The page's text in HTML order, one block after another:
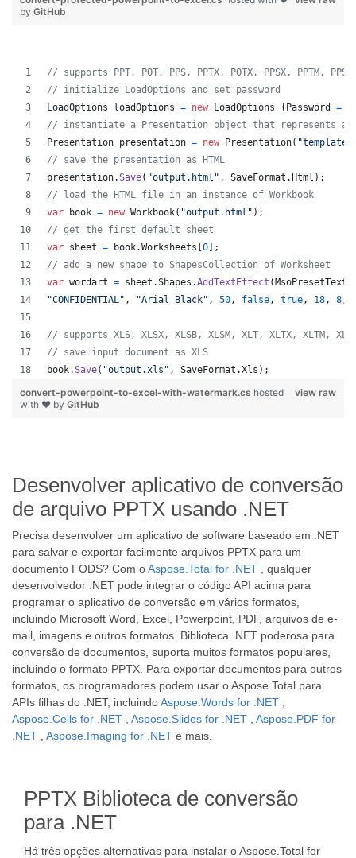
by GitHub
// supports PPT, POT, PPS, PPTX, POTX, PPSX, PPTM,
// initialize LoadOptions and set password
LoadOptions
loadOptions = new LoadOptions { Password =
// instantiate a Presentation object that represents a
Presentation presentation = new Presentation(
// save the presentation as HTML
presentation.Save( "output.html" , SaveFormat . Html ) ;
// load the HTML file in an instance of Workbook
var
book = new Workbook( "output.html" ) ;
// get the first default sheet
var sheet = book.Worksheets 0
;
// add a new shape to ShapesCollection of Worksheet
var wordart = sheet .Shapes .AddTextEffect (
"CONFIDENTIAL" , "Arial Black" , 50, false, true, 18, 8,
// supports XLS, XLSX, XLSB, XLSM, XLT, XLTX, XLTM,
// save input document as XLS
book.Save( "output.xls" , SaveFormat .Xls ) ;
view raw
convert-powerpoint-to-excel-with-watermark.cs hosted
with ❤ by GitHub
Desenvolver aplicativo de conversão
de arquivo PPTX usando .NET
Precisa desenvolver um aplicativo de software baseado em .NET
para salvar e exportar facilmente arquivos PPTX para um
documento FODS? Com oAspose.Total for .NET , qualquer
desenvolvedor .NET pode integrar o código API acima para
programar o aplicativo de conversão em vários formatos,
incluindo Microsoft Word, Excel, Powerpoint, PDF, arquivos de e-
mail, imagens e outros formatos. Biblioteca .NET poderosa para
conversão de documentos, suporta muitos formatos populares,
incluindo o formato PPTX. Para exportar documentos para outros
formatos, os programadores podem usar o Aspose.Total para
APIs filhas do .NET, incluindoAspose.Words for .NET
Aspose.Cells for .NET
Aspose.Slides for .NET
Aspose.PDF for
.NET
Aspose.Imaging for .NET e mais.
PPTX Biblioteca de conversão
para .NET
Há três opções alternativas para instalar o Aspose.Total for